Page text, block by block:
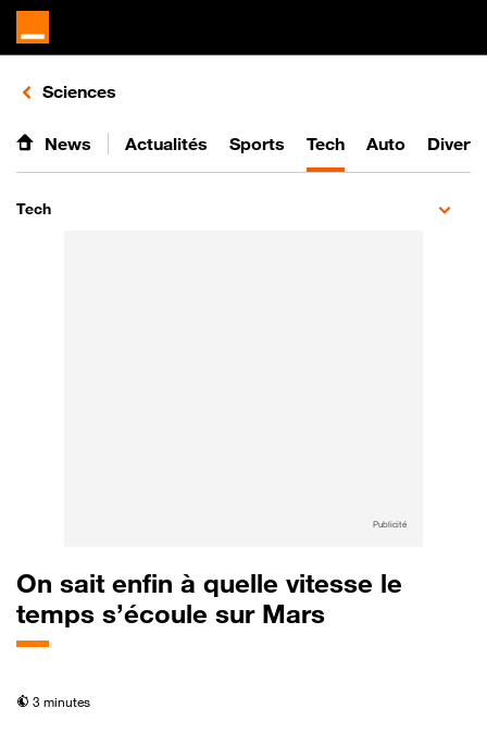
Retours vers le listing d'articles de la catégorie
Sciences
News Actualités Sports Tech Auto
Tech
Publicité
On sait enfin à quelle vitesse le
temps s’écoule sur Mars
temps de lecture
3 minutes